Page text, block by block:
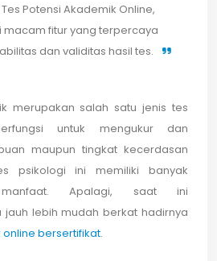
Potensi Akademik Online,
fitur yang terpercaya
dan validitas hasil tes.
merupakan salah satu jenis tes
untuk mengukur dan
maupun tingkat kecerdasan
psikologi ini memiliki banyak
Apalagi, saat ini
lebih mudah berkat hadirnya
online bersertifikat.